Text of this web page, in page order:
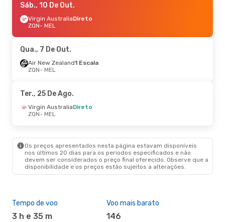
Sáb., 10 De Out.
Virgin AustraliaDireto
ZQN- MEL
Qua., 7 De Out.
Air New Zealand1 Escala
ZQN- MEL
Ter., 25 De Ago.
Virgin AustraliaDireto
ZQN- MEL
Os preços apresentados nesta página estavam disponíveis
nos últimos 20 dias para os períodos especificados e não
devem ser considerados o preço final oferecido. Observe que a
disponibilidade e os preços estão sujeitos a alterações.
Tempo de voo
3 h e 35 m
Voo mais barato
146